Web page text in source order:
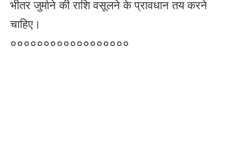
भीतर जुर्माने की राशि वसूलने के प्रावधान तय करने
चाहिए।
००००००००००००००००००